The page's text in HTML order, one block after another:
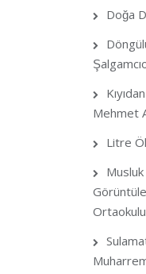
Doğa
Mehmet
Litre
Musluk
Ortaokulu